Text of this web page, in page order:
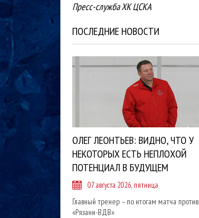
Пресс-служба ХК ЦСКА
ПОСЛЕДНИЕ НОВОСТИ
ОЛЕГ ЛЕОНТЬЕВ: ВИДНО, ЧТО У
НЕКОТОРЫХ ЕСТЬ НЕПЛОХОЙ
ПОТЕНЦИАЛ В БУДУЩЕМ
07 августа 2026, пятница
Главный тренер – по итогам матча против
«Рязани-ВДВ»